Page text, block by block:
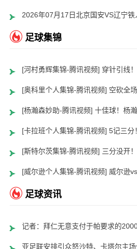
2026年07月17日北京国安VS辽宁
足球集锦
[威尔逊个人集锦-腾讯视频] 威尔逊
足球资讯